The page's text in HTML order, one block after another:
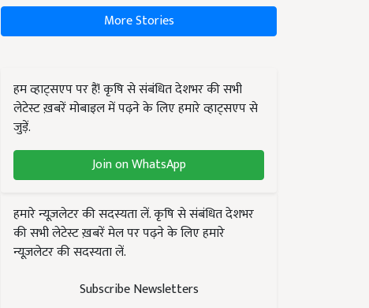
More Stories
हम व्हाट्सएप पर हैं! कृषि से संबंधित देशभर की सभी
लेटेस्ट ख़बरें मोबाइल में पढ़ने के लिए हमारे व्हाट्सएप से
जुड़ें.
Join on WhatsApp
हमारे न्यूज़लेटर की सदस्यता लें. कृषि से संबंधित देशभर
की सभी लेटेस्ट ख़बरें मेल पर पढ़ने के लिए हमारे
न्यूज़लेटर की सदस्यता लें.
Subscribe Newsletters